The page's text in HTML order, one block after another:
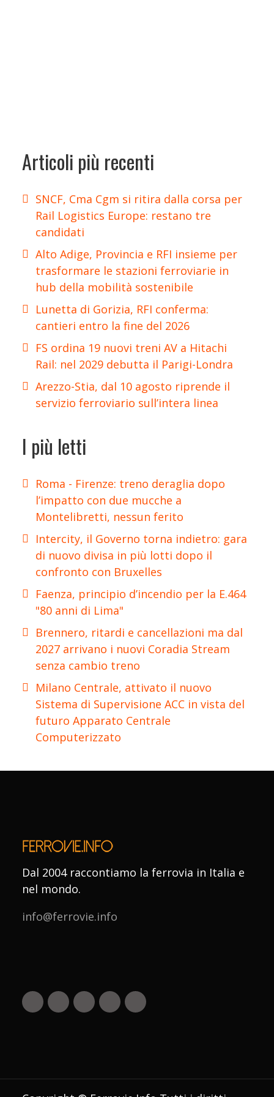
Articoli più recenti
SNCF, Cma Cgm si ritira dalla corsa per
Rail Logistics Europe: restano tre
candidati
Alto Adige, Provincia e RFI insieme per
trasformare le stazioni ferroviarie in
hub della mobilità sostenibile
Lunetta di Gorizia, RFI conferma:
cantieri entro la fine del 2026
FS ordina 19 nuovi treni AV a Hitachi
Rail: nel 2029 debutta il Parigi-Londra
Arezzo-Stia, dal 10 agosto riprende il
servizio ferroviario sull’intera linea
I più letti
Roma - Firenze: treno deraglia dopo
l’impatto con due mucche a
Montelibretti, nessun ferito
Intercity, il Governo torna indietro: gara
di nuovo divisa in più lotti dopo il
confronto con Bruxelles
Faenza, principio d’incendio per la E.464
"80 anni di Lima"
Brennero, ritardi e cancellazioni ma dal
2027 arrivano i nuovi Coradia Stream
senza cambio treno
Milano Centrale, attivato il nuovo
Sistema di Supervisione ACC in vista del
futuro Apparato Centrale
Computerizzato
Dal 2004 raccontiamo la ferrovia in Italia e
nel mondo.
info@ferrovie.info